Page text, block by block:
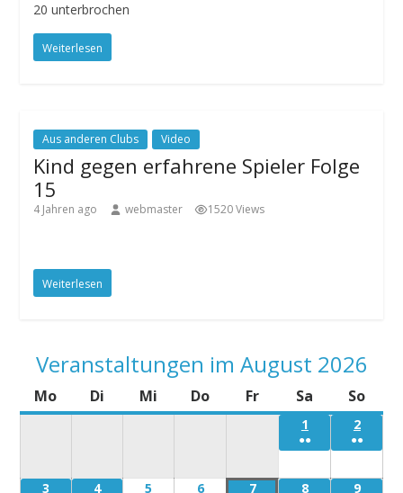
20 unterbrochen
Weiterlesen
Aus anderen Clubs Video
Kind gegen erfahrene Spieler Folge
15
4 Jahren ago webmaster 1520 Views
Weiterlesen
Veranstaltungen im August 2026
Mo Montag
Di Dienstag
Mi Mittwoch
DoDonnerstag
FrFreitag
Sa Samstag
So
1 Samstag
1
●●
2
2
●●
3 Montag
4Dienstag
5 Mittwoch
6Donnerstag
7Freitag8Samstag
9